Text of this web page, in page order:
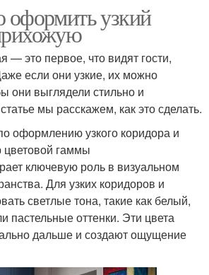
оформить узкий
— это первое, что видят гости,
если они узкие, их можно
они выглядели стильно и
мы расскажем, как это сделать.
оформлению узкого коридора и
гаммы
ключевую роль в визуальном
Для узких коридоров и
светлые тона, такие как белый,
пастельные оттенки. Эти цвета
дальше и создают ощущение